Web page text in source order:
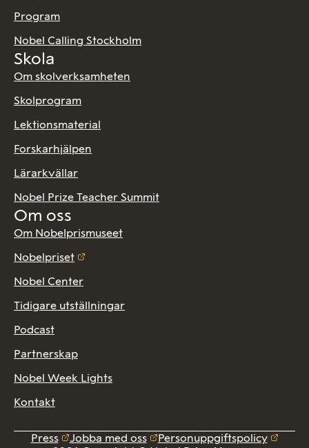
Program
Nobel Calling Stockholm
Skola
Om skolverksamheten
Skolprogram
Lektionsmaterial
Forskarhjälpen
Lärarkvällar
Nobel Prize Teacher Summit
Om oss
Om Nobelprismuseet
Nobelpriset
Nobel Center
Tidigare utställningar
Podcast
Partnerskap
Nobel Week Lights
Kontakt
Press Jobba med oss
Personuppgiftspolicy